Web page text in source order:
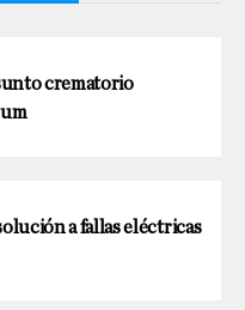
crematorio
a fallas eléctricas